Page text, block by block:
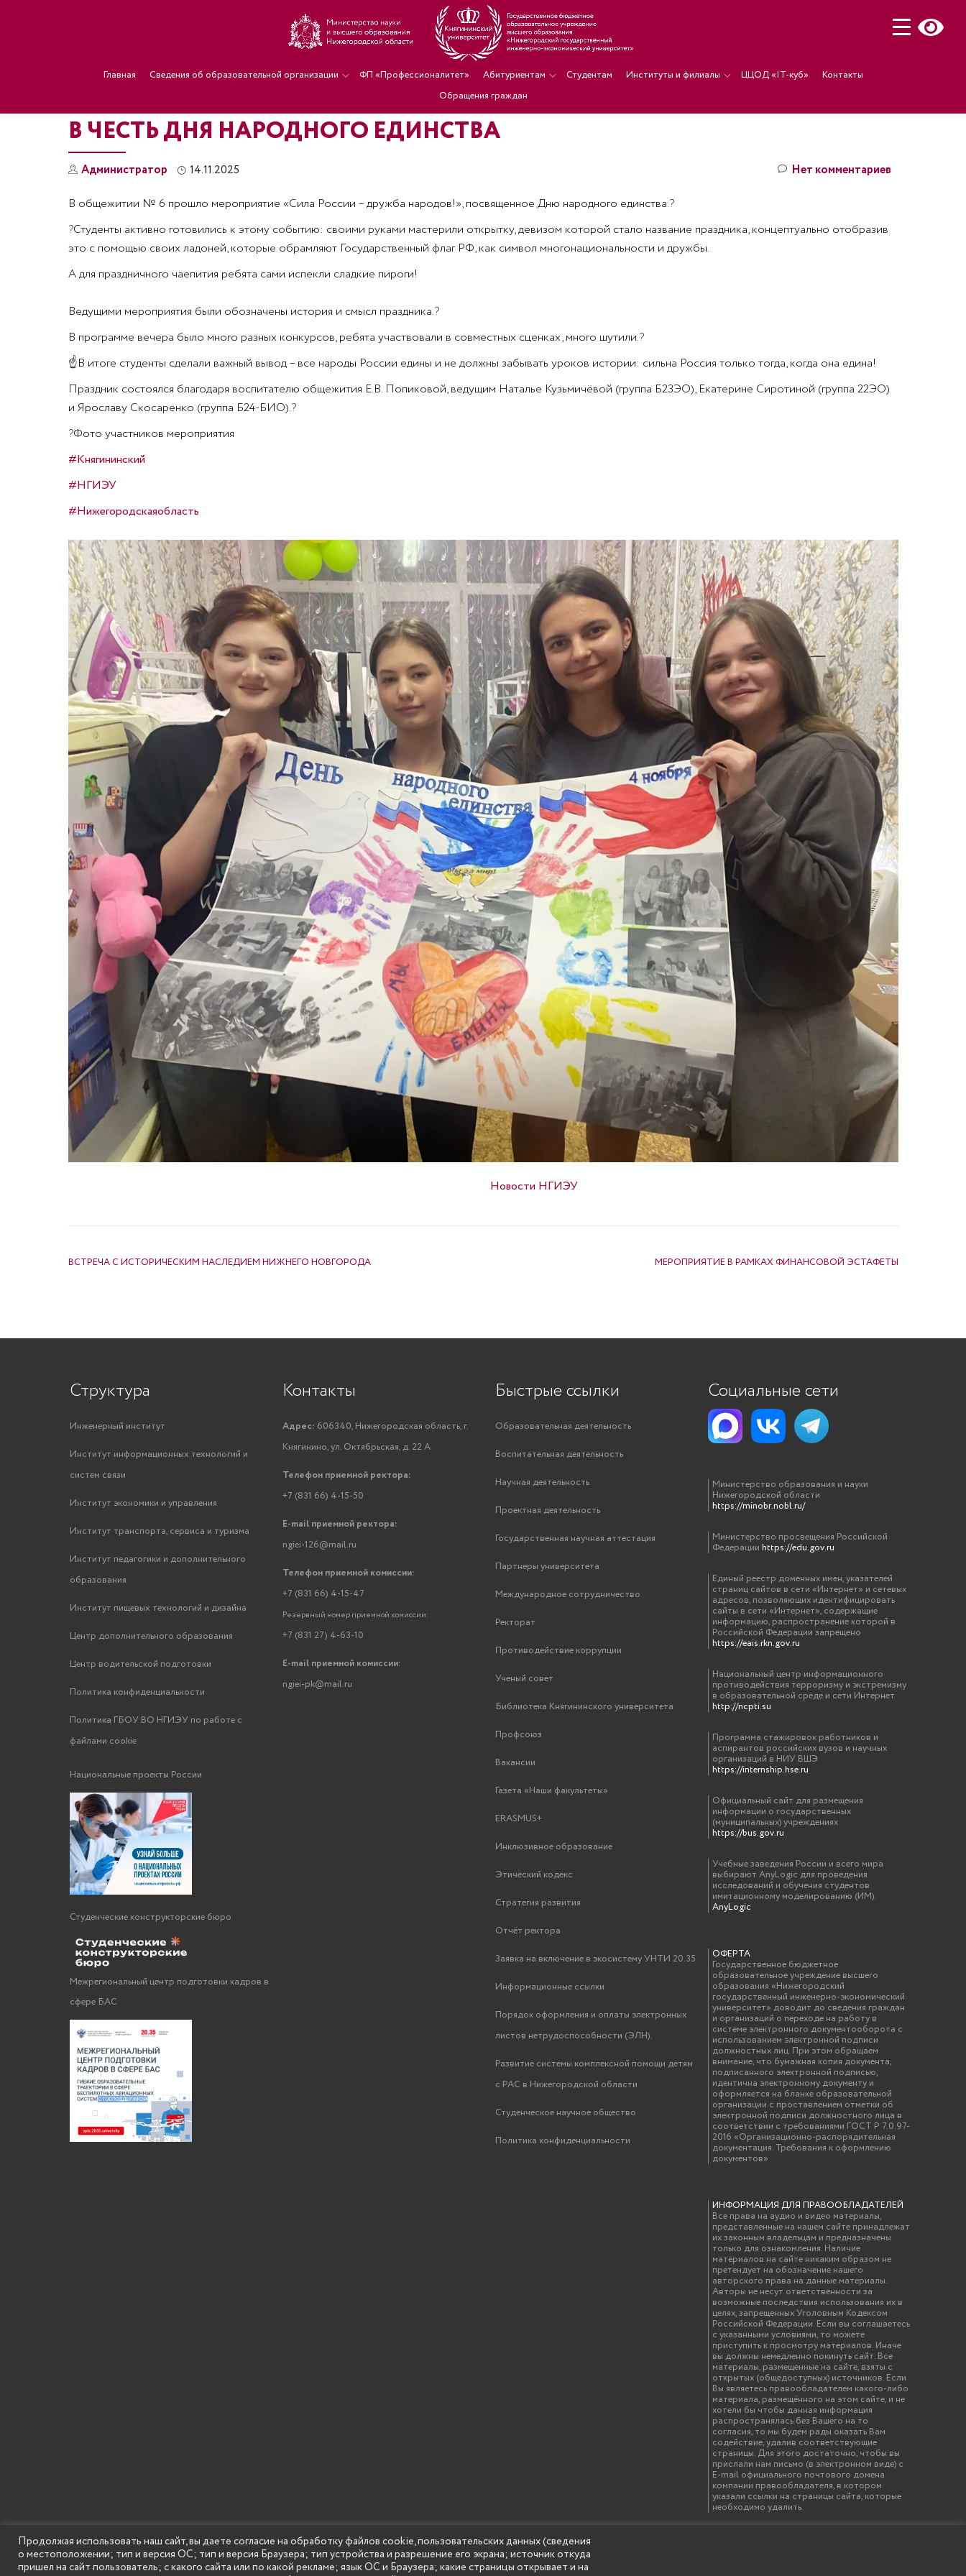
Главная Сведения об образовательной организации ФП «Профессионалитет» Абитуриентам Студентам Институты и филиалы ЦЦОД «IT-куб»
Контакты
Обращения граждан
В ЧЕСТЬ ДНЯ НАРОДНОГО ЕДИНСТВА
Администратор 14.11.2025 Нет комментариев
В общежитии № 6 прошло мероприятие «Сила России – дружба народов!», посвященное Дню народного единства.?
?Студенты активно готовились к этому событию: своими руками мастерили открытку, девизом которой стало название праздника, концептуально отобразив
это с помощью своих ладоней, которые обрамляют Государственный флаг РФ, как символ многонациональности и дружбы.
А для праздничного чаепития ребята сами испекли сладкие пироги!
Ведущими мероприятия были обозначены история и смысл праздника.?
В программе вечера было много разных конкурсов, ребята участвовали в совместных сценках, много шутили.?
☝В итоге студенты сделали важный вывод – все народы России едины и не должны забывать уроков истории: сильна Россия только тогда, когда она едина!
Праздник состоялся благодаря воспитателю общежития Е.В. Попиковой, ведущим Наталье Кузьмичёвой (группа Б23ЭО), Екатерине Сиротиной (группа 22ЭО)
и Ярославу Скосаренко (группа Б24-БИО).?
?Фото участников мероприятия
#Княгининский
#НГИЭУ
#Нижегородскаяобласть
Новости НГИЭУ
ВСТРЕЧА С ИСТОРИЧЕСКИМ НАСЛЕДИЕМ НИЖНЕГО НОВГОРОДА МЕРОПРИЯТИЕ В РАМКАХ ФИНАНСОВОЙ ЭСТАФЕТЫ
Структура
Инженерный институт
Институт информационных технологий и
систем связи
Институт экономики и управления
Институт транспорта, сервиса и туризма
Институт педагогики и дополнительного
образования
Институт пищевых технологий и дизайна
Центр дополнительного образования
Центр водительской подготовки
Политика конфиденциальности
Политика ГБОУ ВО НГИЭУ по работе с
файлами cookie
Национальные проекты России
Студенческие конструкторские бюро
Межрегиональный центр подготовки кадров в
сфере БАС
Контакты
Адрес: 606340, Нижегородская область, г.
Княгинино, ул. Октябрьская, д. 22 А
Телефон приемной ректора:
+7 (831 66) 4-15-50
E-mail приемной ректора:
ngiei-126@mail.ru
Телефон приемной комиссии:
+7 (831 66) 4-15-47
Резервный номер приемной комиссии:
+7 (831 27) 4-63-10
E-mail приемной комиссии:
ngiei-pk@mail.ru
Быстрые ссылки
Образовательная деятельность
Воспитательная деятельность
Научная деятельность
Проектная деятельность
Государственная научная аттестация
Партнеры университета
Международное сотрудничество
Ректорат
Противодействие коррупции
Ученый совет
Библиотека Княгининского университета
Профсоюз
Вакансии
Газета «Наши факультеты»
ERASMUS+
Инклюзивное образование
Этический кодекс
Стратегия развития
Отчёт ректора
Заявка на включение в экосистему УНТИ 20.35
Информационные ссылки
Порядок оформления и оплаты электронных
листов нетрудоспособности (ЭЛН).
Развитие системы комплексной помощи детям
с РАС в Нижегородской области
Студенческое научное общество
Политика конфиденциальности
Социальные сети
Министерство образования и науки
Нижегородской области
https://minobr.nobl.ru/
Министерство просвещения Российской
Федерации https://edu.gov.ru
Единый реестр доменных имен, указателей
страниц сайтов в сети «Интернет» и сетевых
адресов, позволяющих идентифицировать
сайты в сети «Интернет», содержащие
информацию, распространение которой в
Российской Федерации запрещено
https://eais.rkn.gov.ru
Национальный центр информационного
противодействия терроризму и экстремизму
в образовательной среде и сети Интернет
http://ncpti.su
Программа стажировок работников и
аспирантов российских вузов и научных
организаций в НИУ ВШЭ
https://internship.hse.ru
Официальный сайт для размещения
информации о государственных
(муниципальных) учреждениях
https://bus.gov.ru
Учебные заведения России и всего мира
выбирают AnyLogic для проведения
исследований и обучения студентов
имитационному моделированию (ИМ).
AnyLogic
ОФЕРТА
Государственное бюджетное
образовательное учреждение высшего
образования «Нижегородский
государственный инженерно-экономический
университет» доводит до сведения граждан
и организаций о переходе на работу в
системе электронного документооборота с
использованием электронной подписи
должностных лиц. При этом обращаем
внимание, что бумажная копия документа,
подписанного электронной подписью,
идентична электронному документу и
оформляется на бланке образовательной
организации с проставлением отметки об
электронной подписи должностного лица в
соответствии с требованиями ГОСТ Р 7.0.97-
2016 «Организационно-распорядительная
документация. Требования к оформлению
документов»
ИНФОРМАЦИЯ ДЛЯ ПРАВООБЛАДАТЕЛЕЙ
Все права на аудио и видео материалы,
представленные на нашем сайте принадлежат
их законным владельцам и предназначены
только для ознакомления. Наличие
материалов на сайте никаким образом не
претендует на обозначение нашего
авторского права на данные материалы.
Авторы не несут ответственности за
возможные последствия использования их в
целях, запрещенных Уголовным Кодексом
Российской Федерации. Если вы соглашаетесь
с указанными условиями, то можете
приступить к просмотру материалов. Иначе
вы должны немедленно покинуть сайт. Все
материалы, размещенные на сайте, взяты с
открытых (общедоступных) источников. Если
Вы являетесь правообладателем какого-либо
материала, размещённого на этом сайте, и не
хотели бы чтобы данная информация
распространялась без Вашего на то
согласия, то мы будем рады оказать Вам
содействие, удалив соответствующие
страницы. Для этого достаточно, чтобы вы
прислали нам письмо (в электронном виде) с
E-mail официального почтового домена
компании правообладателя, в котором
указали ссылки на страницы сайта, которые
необходимо удалить.
SECONDARY
© Государственное бюджетное образовательное учреждение высшего образования "Нижегородский государственный инженерно-экономический университет"
Продолжая использовать наш сайт, вы даете согласие на обработку файлов cookie, пользовательских данных (сведения
о местоположении; тип и версия ОС; тип и версия Браузера; тип устройства и разрешение его экрана; источник откуда
пришел на сайт пользователь; с какого сайта или по какой рекламе; язык ОС и Браузера; какие страницы открывает и на